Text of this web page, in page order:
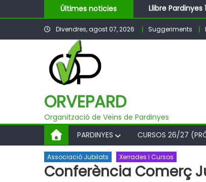
to
Últimes noticies
Llibre Pardinyes
Pubilles i Hereus
BALL DE FESTA
Divendres, agost 07, 2026 Suggeriments
ORVEPARD
Organització de Veïns de Pardinyes
PARDINYES CURSOS 26/27
Associació Jubilats Xerrades I Cursos
Conferència Comerç